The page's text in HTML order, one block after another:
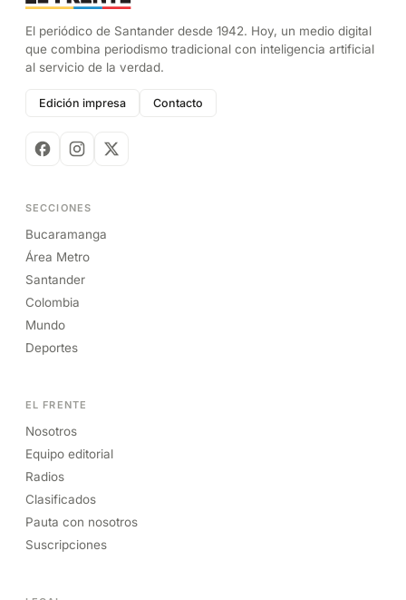
El periódico de Santander desde 1942. Hoy, un medio digital
que combina periodismo tradicional con inteligencia artificial
al servicio de la verdad.
Edición impresa Contacto
SECCIONES
Bucaramanga
Área Metro
Santander
Colombia
Mundo
Deportes
EL FRENTE
Nosotros
Equipo editorial
Radios
Clasificados
Pauta con nosotros
Suscripciones